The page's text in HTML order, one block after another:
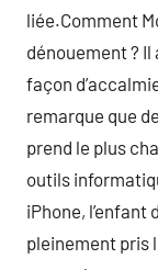
liée.Comment
dénouement ? Il
façon
remarque que
prend le plus
outils
iPhone, l’enfant
pleinement pris